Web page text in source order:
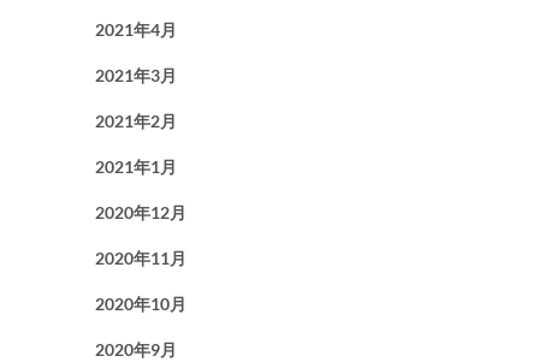
2021年4月
2021年3月
2021年2月
2021年1月
2020年12月
2020年11月
2020年10月
2020年9月